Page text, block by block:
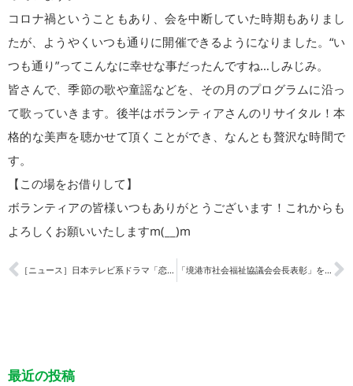
コロナ禍ということもあり、会を中断していた時期もありまし
たが、ようやくいつも通りに開催できるようになりました。“い
つも通り”ってこんなに幸せな事だったんですね…しみじみ。
皆さんで、季節の歌や童謡などを、その月のプログラムに沿っ
て歌っていきます。後半はボランティアさんのリサイタル！本
格的な美声を聴かせて頂くことができ、なんとも贅沢な時間で
す。
【この場をお借りして】
ボランティアの皆様いつもありがとうございます！これからも
よろしくお願いいたしますm(__)m
［ニュース］日本テレビ系ドラマ「恋です！」について 「境港市社会福祉協議会会長表彰」を受賞しました
最近の投稿